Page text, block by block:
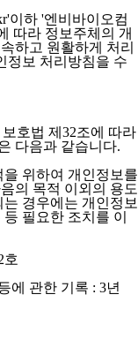
이하 '엔비바이오컴
따라 정보주체의 개
하고 원활하게 처리
정보 처리방침을 수
호법 제32조에 따라
다음과 같습니다.
위하여 개인정보를
의 목적 이외의 용도
경우에는 개인정보
필요한 조치를 이
호
에 관한 기록 : 3년